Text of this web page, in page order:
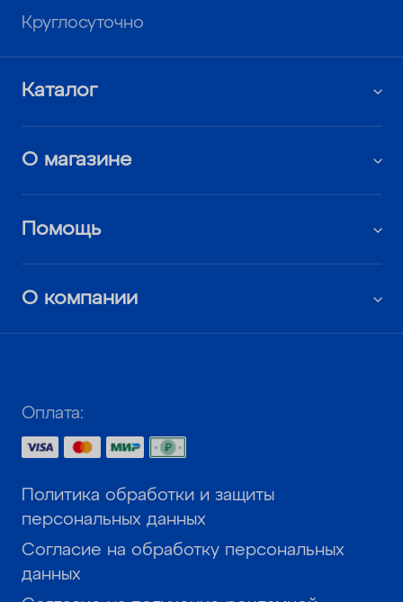
Круглосуточно
Каталог
О магазине
Помощь
О компании
Оплата:
Политика обработки и защиты
персональных данных
Согласие на обработку персональных
данных